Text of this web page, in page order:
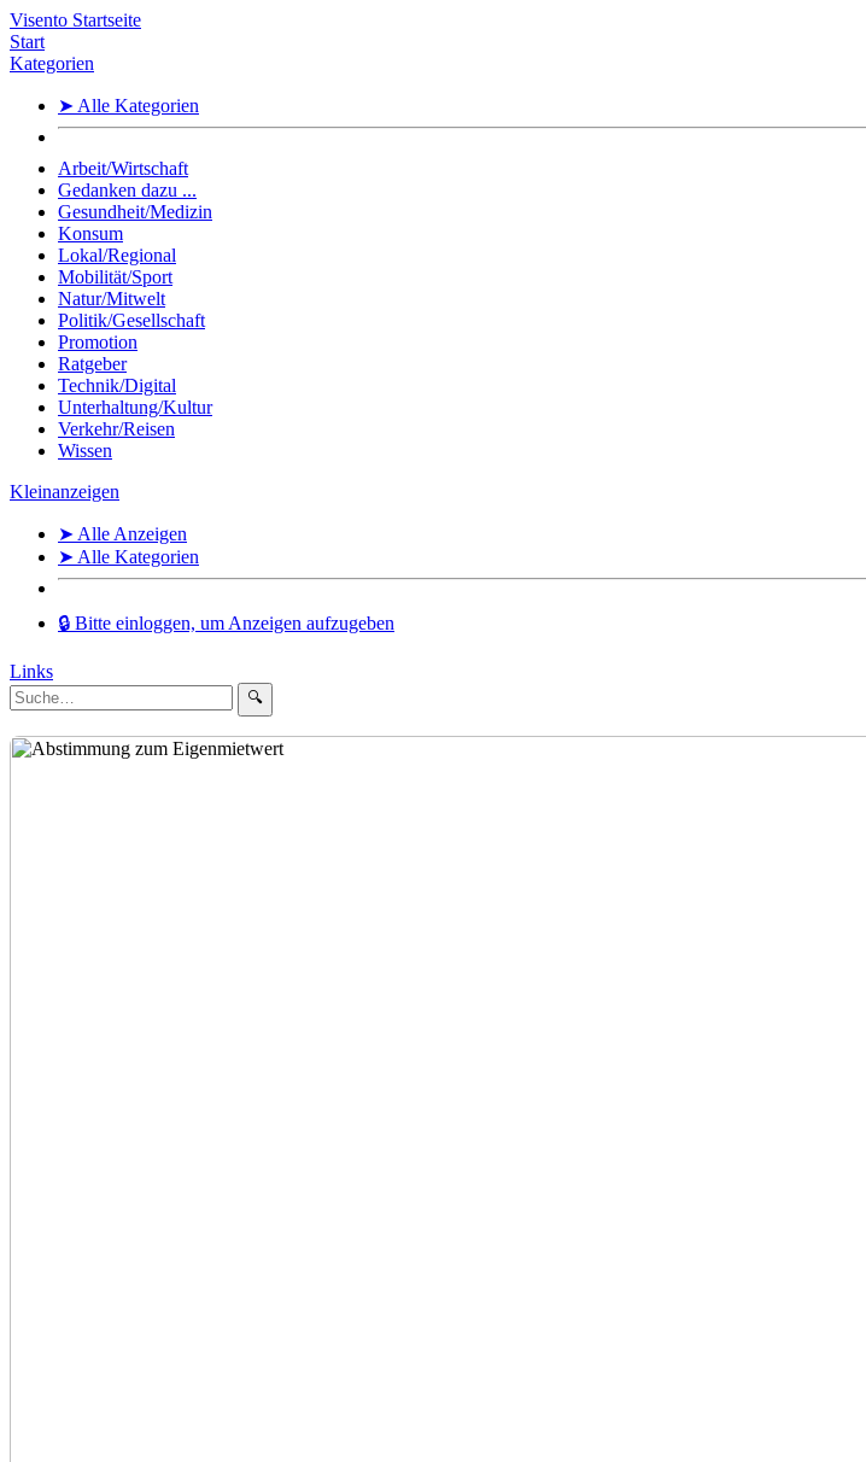
Visento Startseite
Start
Kategorien
➤ Alle Kategorien
Arbeit/Wirtschaft
Gedanken dazu ...
Gesundheit/Medizin
Konsum
Lokal/Regional
Mobilität/Sport
Natur/Mitwelt
Politik/Gesellschaft
Promotion
Ratgeber
Technik/Digital
Unterhaltung/Kultur
Verkehr/Reisen
Wissen
Kleinanzeigen
➤ Alle Anzeigen
➤ Alle Kategorien
🔒 Bitte einloggen, um Anzeigen aufzugeben
Links
🔍